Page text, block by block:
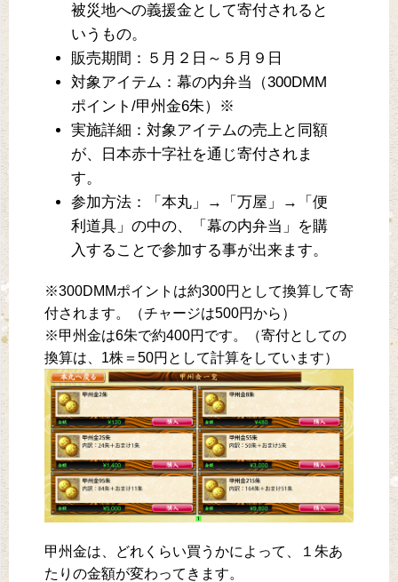
被災地への義援金として寄付されると
いうもの。
販売期間：５月２日～５月９日
対象アイテム：幕の内弁当（300DMM
ポイント/甲州金6朱）※
実施詳細：対象アイテムの売上と同額
が、日本赤十字社を通じ寄付されま
す。
参加方法：「本丸」→「万屋」→「便
利道具」の中の、「幕の内弁当」を購
入することで参加する事が出来ます。
※300DMMポイントは約300円として換算して寄
付されます。（チャージは500円から）
※甲州金は6朱で約400円です。（寄付としての
換算は、1株＝50円として計算をしています）
甲州金は、どれくらい買うかによって、１朱あ
たりの金額が変わってきます。